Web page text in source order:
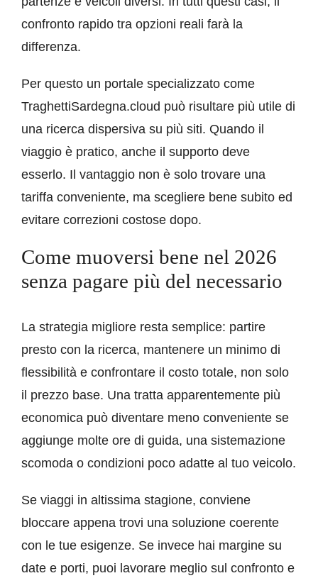
confronto rapido tra opzioni reali farà la
differenza.
Per questo un portale specializzato come
TraghettiSardegna.cloud può risultare più utile di
una ricerca dispersiva su più siti. Quando il
viaggio è pratico, anche il supporto deve
esserlo. Il vantaggio non è solo trovare una
tariffa conveniente, ma scegliere bene subito ed
evitare correzioni costose dopo.
Come muoversi bene nel 2026
senza pagare più del necessario
La strategia migliore resta semplice: partire
presto con la ricerca, mantenere un minimo di
flessibilità e confrontare il costo totale, non solo
il prezzo base. Una tratta apparentemente più
economica può diventare meno conveniente se
aggiunge molte ore di guida, una sistemazione
scomoda o condizioni poco adatte al tuo veicolo.
Se viaggi in altissima stagione, conviene
bloccare appena trovi una soluzione coerente
con le tue esigenze. Se invece hai margine su
date e porti, puoi lavorare meglio sul confronto e